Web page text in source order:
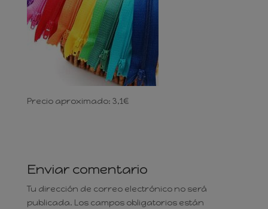
Precio aproximado: 3,1€
Enviar comentario
Tu dirección de correo electrónico no será
publicada. Los campos obligatorios están